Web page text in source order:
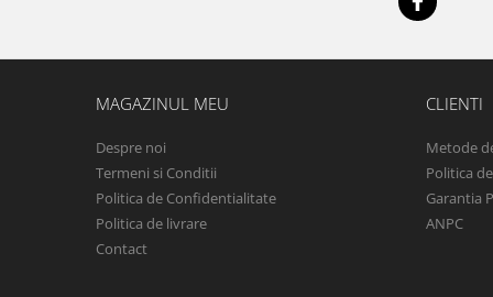
MAGAZINUL MEU
Despre noi
Termeni si Conditii
Politica de Confidentialitate
Politica de livrare
Contact
CLIENTI
Metode
Politica
Garantia
ANPC